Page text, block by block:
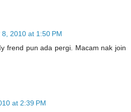
2010 at 1:50 PM
frend pun ada pergi. Macam nak join
at 2:39 PM